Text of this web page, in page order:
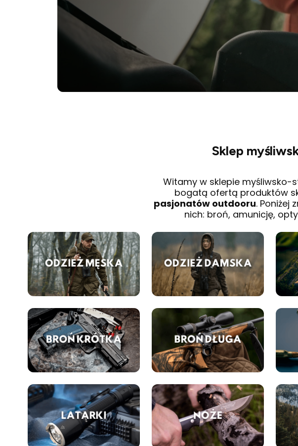
Sklep
Witamy w sklepie myśliwsko-
bogatą ofertą produktów
pasjonatów outdooru. Poniżej
nich: broń, amunicję,